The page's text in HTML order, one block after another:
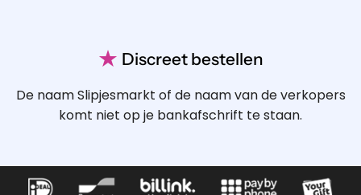
★ Discreet bestellen
De naam Slipjesmarkt of de naam van de verkopers
komt niet op je bankafschrift te staan.